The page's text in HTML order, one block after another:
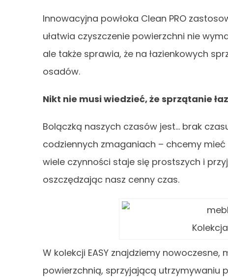
Innowacyjna powłoka Clean PRO
ułatwia czyszczenie powierzchni nie
ale także sprawia, że na łazienkowych
osadów.
Nikt nie musi wiedzieć, że sprzątanie
Bolączką naszych czasów jest… brak
codziennych zmaganiach – chcemy mieć
wiele czynności staje się prostszych i
oszczędzając nasz cenny czas.
W kolekcji EASY znajdziemy
powierzchnią, sprzyjającą utrzymywaniu